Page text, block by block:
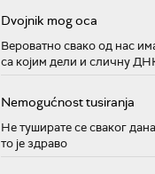
Dvojnik mog oca
Вероватно свако од нас
са којим дели и сличну
Nemogućnost tusiranja
Не туширате се сваког
то је здраво